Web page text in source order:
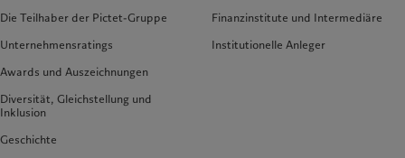
Die Teilhaber der Pictet-Gruppe
Unternehmensratings
Awards und Auszeichnungen
Diversität, Gleichstellung und
Inklusion
Geschichte
Finanzinstitute und Intermediäre
Institutionelle Anleger